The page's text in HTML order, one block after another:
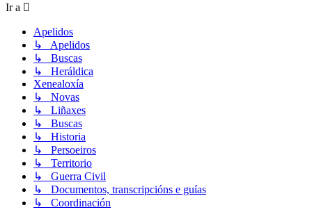
Ir a
Apelidos
↳ Apelidos
↳ Buscas
↳ Heráldica
Xenealoxía
↳ Novas
↳ Liñaxes
↳ Buscas
↳ Historia
↳ Persoeiros
↳ Territorio
↳ Guerra Civil
↳ Documentos, transcripcións e guías
↳ Coordinación